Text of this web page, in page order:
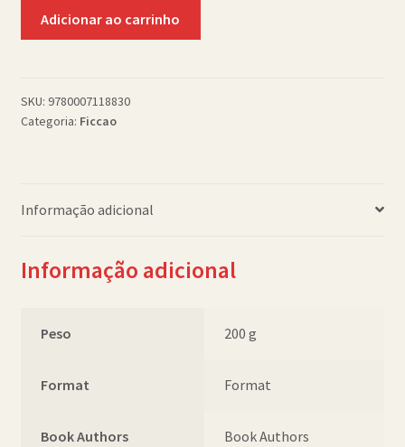
quantidade
Adicionar ao carrinho
SKU: 9780007118830
Categoria: Ficcao
Informação adicional
Informação adicional
Peso 200 g
Format Format
Book Authors Book Authors